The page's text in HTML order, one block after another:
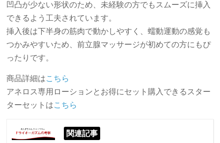
凹凸が少ない形状のため、未経験の方でもスムーズに挿入
できるよう工夫されています。
挿入後は下半身の筋肉で動かしやすく、蠕動運動の感覚も
つかみやすいため、前立腺マッサージが初めての方にもぴ
ったりです。
商品詳細はこちら
アネロス専用ローションとお得にセット購入できるスター
ターセットはこちら
関連記事